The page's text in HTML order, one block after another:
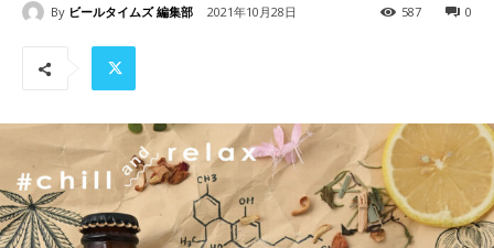
By ビールタイムズ 編集部 2021年10月28日 0
587